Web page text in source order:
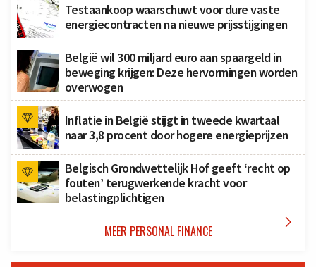
Testaankoop waarschuwt voor dure vaste
energiecontracten na nieuwe prijsstijgingen
België wil 300 miljard euro aan spaargeld in
beweging krijgen: Deze hervormingen worden
overwogen
Inflatie in België stijgt in tweede kwartaal
naar 3,8 procent door hogere energieprijzen
Belgisch Grondwettelijk Hof geeft ‘recht op
fouten’ terugwerkende kracht voor
belastingplichtigen
MEER PERSONAL FINANCE 